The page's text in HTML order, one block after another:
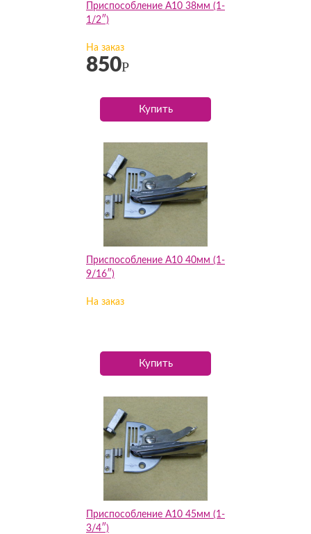
Приспособление А10 38мм (1-
1/2″)
На заказ
850Р
Купить
Приспособление А10 40мм (1-
9/16″)
На заказ
Купить
Приспособление А10 45мм (1-
3/4″)